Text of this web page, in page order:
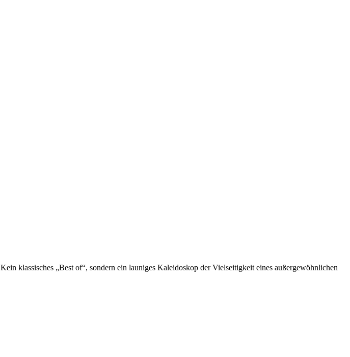
Kein klassisches „Best of“, sondern ein launiges Kaleidoskop der Vielseitigkeit eines außergewöhnlichen